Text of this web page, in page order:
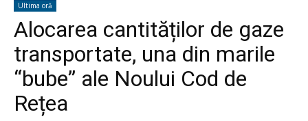
Ultima oră
Alocarea cantităților de gaze
transportate, una din marile
“bube” ale Noului Cod de
Rețea